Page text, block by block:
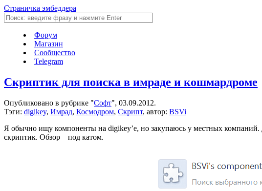
Страничка эмбеддера
Форум
Магазин
Сообщество
Telegram
Скриптик для поиска в имраде и кошмардроме
Опубликовано в рубрике "Софт", 03.09.2012.
Тэги: digikey, Имрад, Космодром, Скрипт, автор: BSVi
Я обычно ищу компоненты на digikey’е, но закупаюсь у местных компаний.
скриптик. Обзор – под катом.